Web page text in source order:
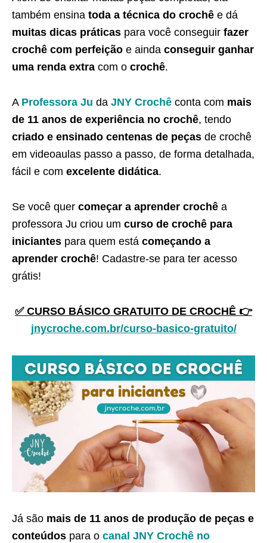
também ensina toda a técnica do crochê e dá
muitas dicas práticas para você conseguir fazer
crochê com perfeição e ainda conseguir ganhar
uma renda extra com o crochê.
A Professora Ju da JNY Crochê conta com mais
de 11 anos de experiência no crochê, tendo
criado e ensinado centenas de peças de crochê
em videoaulas passo a passo, de forma detalhada,
fácil e com excelente didática.
Se você quer começar a aprender crochê a
professora Ju criou um curso de crochê para
iniciantes para quem está começando a
aprender crochê! Cadastre-se para ter acesso
grátis!
✅ CURSO BÁSICO GRATUITO DE CROCHÊ 👉
jnycroche.com.br/curso-basico-gratuito/
Já são mais de 11 anos de produção de peças e
conteúdos para o canal JNY Crochê no